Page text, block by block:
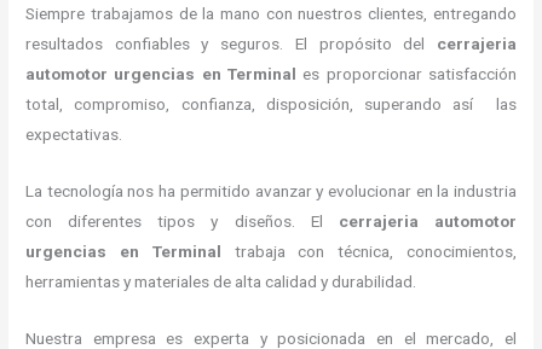
Siempre trabajamos de la mano con nuestros clientes, entregando
resultados confiables y seguros. El propósito del cerrajeria
automotor urgencias en Terminal es proporcionar satisfacción
total, compromiso, confianza, disposición, superando así las
expectativas.
La tecnología nos ha permitido avanzar y evolucionar en la industria
con diferentes tipos y diseños. El cerrajeria automotor
urgencias en Terminal trabaja con técnica, conocimientos,
herramientas y materiales de alta calidad y durabilidad.
Nuestra empresa es experta y posicionada en el mercado, el